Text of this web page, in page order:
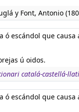
y Font, Antonio
ó escándol que
ú oidos.
catalá-castellá-
ó escándol que